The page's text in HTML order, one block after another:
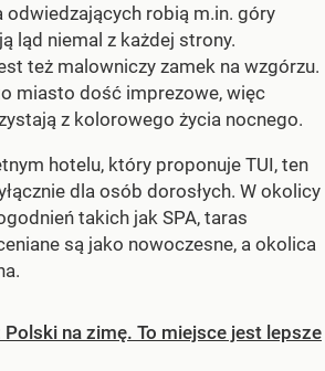
odwiedzających robią m.in. góry
ląd niemal z każdej strony.
też malowniczy zamek na wzgórzu.
miasto dość imprezowe, więc
z kolorowego życia nocnego.
hotelu, który proponuje TUI, ten
dla osób dorosłych. W okolicy
takich jak SPA, taras
są jako nowoczesne, a okolica
na zimę. To miejsce jest lepsze